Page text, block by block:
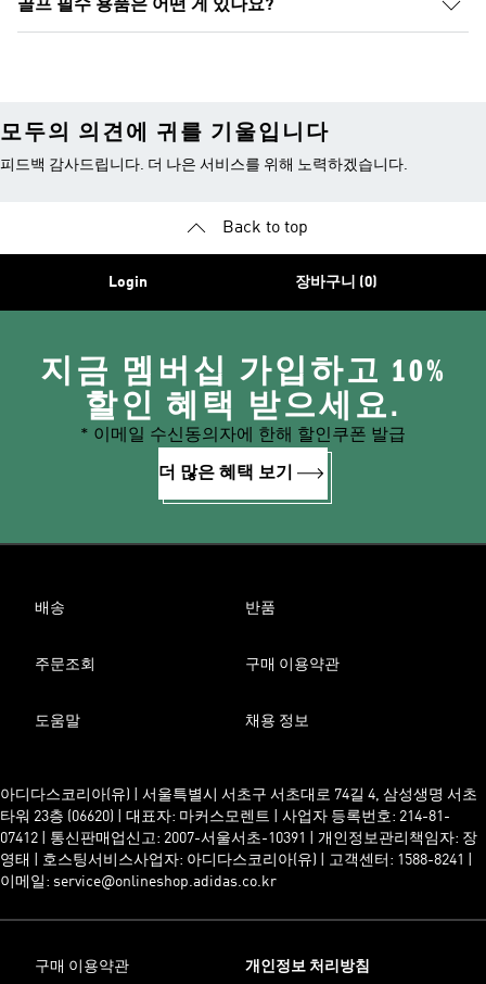
골프 필수 용품은 어떤 게 있나요?
모두의 의견에 귀를 기울입니다
피드백 감사드립니다. 더 나은 서비스를 위해 노력하겠습니다.
Back to top
Login 장바구니 (0)
지금 멤버십 가입하고 10%
할인 혜택 받으세요.
* 이메일 수신동의자에 한해 할인쿠폰 발급
더 많은 혜택 보기
배송 반품
주문조회 구매 이용약관
도움말 채용 정보
아디다스코리아(유) | 서울특별시 서초구 서초대로 74길 4, 삼성생명 서초
타워 23층 (06620) | 대표자: 마커스모렌트 | 사업자 등록번호: 214-81-
07412 | 통신판매업신고: 2007-서울서초-10391 | 개인정보관리책임자: 장
영태 | 호스팅서비스사업자: 아디다스코리아(유) | 고객센터: 1588-8241 |
이메일: service@onlineshop.adidas.co.kr
구매 이용약관 개인정보 처리방침